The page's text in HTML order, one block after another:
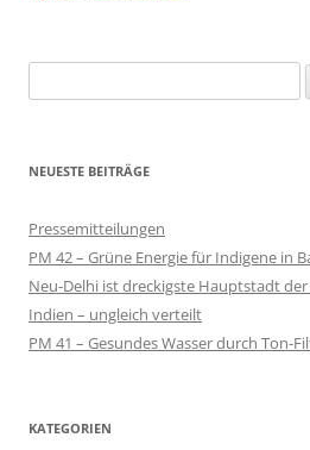
nach:
NEUESTE BEITRÄGE
Pressemitteilungen
PM 42 – Grüne Energie für Indigene in
Neu-Delhi ist dreckigste Hauptstadt
Indien – ungleich verteilt
PM 41 – Gesundes Wasser durch Ton-
KATEGORIEN